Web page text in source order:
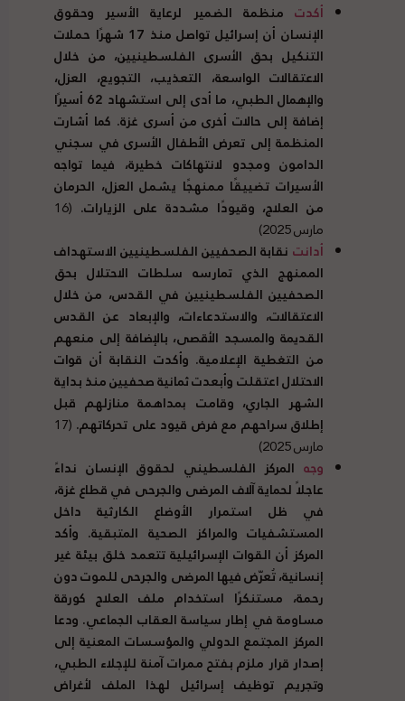
أكدت منظمة الضمير لرعاية الأسير وحقوق
الإنسان أن إسرائيل تواصل منذ 17 شهرًا حملات
التنكيل بحق الأسرى الفلسطينيين، من خلال
الاعتقالات الواسعة، التعذيب، التجويع، العزل،
والإهمال الطبي، ما أدى إلى استشهاد 62 أسيرًا
إضافة إلى حالات أخرى من أسرى غزة. كما أشارت
المنظمة إلى تعرض الأطفال الأسرى في سجني
الدامون ومجدو لانتهاكات خطيرة، فيما تواجه
الأسيرات تضييقًا ممنهجًا يشمل العزل، الحرمان
من العلاج، وقيودًا مشددة على الزيارات. (16
مارس 2025)
أدانت نقابة الصحفيين الفلسطينيين الاستهداف
الممنهج الذي تمارسه سلطات الاحتلال بحق
الصحفيين الفلسطينيين في القدس، من خلال
الاعتقالات، والاستدعاءات، والإبعاد عن القدس
القديمة والمسجد الأقصى، بالإضافة إلى منعهم
من التغطية الإعلامية. وأكدت النقابة أن قوات
الاحتلال اعتقلت وأبعدت ثمانية صحفيين منذ بداية
الشهر الجاري، وقامت بمداهمة منازلهم قبل
إطلاق سراحهم مع فرض قيود على تحركاتهم. (17
مارس 2025)
وجه المركز الفلسطيني لحقوق الإنسان نداءً
عاجلاً لحماية آلاف المرضى والجرحى في قطاع غزة،
في ظل استمرار الأوضاع الكارثية داخل
المستشفيات والمراكز الصحية المتبقية. وأكد
المركز أن القوات الإسرائيلية تتعمد خلق بيئة غير
إنسانية، تُعرّض فيها المرضى والجرحى للموت دون
رحمة، مستنكرًا استخدام ملف العلاج كورقة
مساومة في إطار سياسة العقاب الجماعي. ودعا
المركز المجتمع الدولي والمؤسسات المعنية إلى
إصدار قرار ملزم بفتح ممرات آمنة للإجلاء الطبي،
وتجريم توظيف إسرائيل لهذا الملف لأغراض